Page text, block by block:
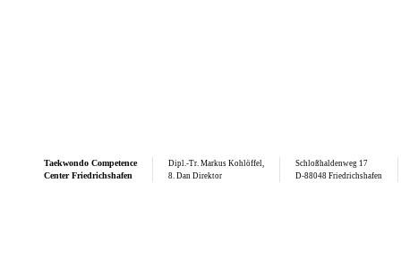
Taekwondo Competence
Center Friedrichshafen
Dipl.-Tr. Markus Kohlöffel,
8. Dan Direktor
Schloßhaldenweg 17
D-88048 Friedrichshafen